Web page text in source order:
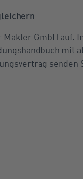
GmbH auf.
mit
senden